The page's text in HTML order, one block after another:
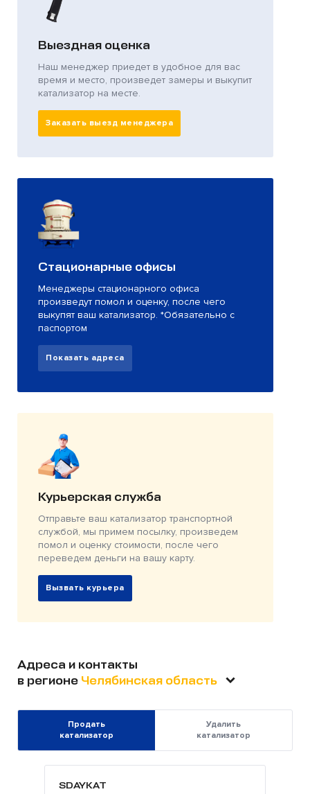
Выездная оценка
Наш менеджер приедет в удобное для вас
время и место, произведет замеры и выкупит
катализатор на месте.
Заказать выезд менеджера
Стационарные офисы
Менеджеры стационарного офиса
произведут помол и оценку, после чего
выкупят ваш катализатор. *Обязательно с
паспортом
Показать адреса
Курьерская служба
Отправьте ваш катализатор транспортной
службой, мы примем посылку, произведем
помол и оценку стоимости, после чего
переведем деньги на вашу карту.
Вызвать курьера
Адреса и контакты
в регионе Челябинская область
Продать
катализатор
Удалить
катализатор
SDAYKAT